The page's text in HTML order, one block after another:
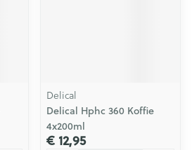
Delical
Delical Hphc 360 Koffie
4x200ml
€ 12,95